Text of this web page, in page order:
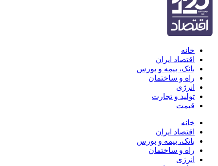
خانه
اقتصاد ایران
بانک، بیمه و بورس
راه و ساختمان
انرژی
تولید و تجارت
قیمت
خانه
اقتصاد ایران
بانک، بیمه و بورس
راه و ساختمان
انرژی